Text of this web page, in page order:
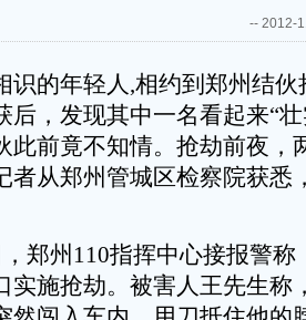
-- 2012-
的年轻人,相约到郑州结伙
后，发现其中一名看起来“
此前竟不知情。抢劫前夜，
者从郑州管城区检察院获悉
州110指挥中心接报警称
实施抢劫。被害人王先生称